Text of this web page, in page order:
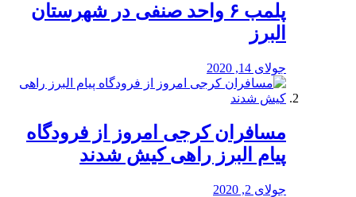
پلمب ۶ واحد صنفی در شهرستان
البرز
جولای 14, 2020
مسافران کرجی امروز از فرودگاه
پیام البرز راهی کیش شدند
جولای 2, 2020